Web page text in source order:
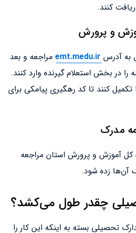
کنند.
و پرورش
به آدرس emt.medu.ir مراجعه و بعد
را در بخش استعلام گیرنده وارد کنند.
تکمیل کنند تا کد رهگیری پیامکی برای
مدرک
کل آموزش و پرورش استان مراجعه
آن‌ها زده شود.
چقدر طول می‌کشد؟
تحصیلی بسته به اینکه این کار را